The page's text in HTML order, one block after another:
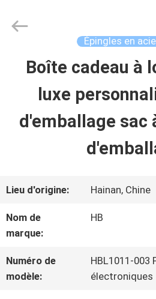
MAISON
À
PROPOS
DE
Electric
Épingles en
Boîte cadeau à
luxe
d'emballage sac
Lieu d'origine: Hainan, Chine
Nom de
marque:
HB
Numéro de
modèle:
HBL1011-003
électroniques